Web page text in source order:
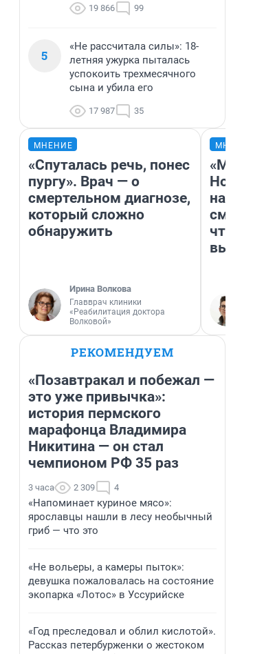
19 866 99
5
«Не рассчитала силы»: 18-
летняя ужурка пыталась
успокоить трехмесячного
сына и убила его
17 987 35
МНЕНИЕ
«Спуталась речь, понес
пургу». Врач — о
смертельном диагнозе,
который сложно
обнаружить
Ирина Волкова
Главврач клиники
«Реабилитация доктора
Волковой»
«Мы
РЕКОМЕНДУЕМ
«Позавтракал и побежал —
это уже привычка»:
история пермского
марафонца Владимира
Никитина — он стал
чемпионом РФ 35 раз
3 часа 2 309 4
«Напоминает куриное мясо»:
ярославцы нашли в лесу необычный
гриб — что это
«Не вольеры, а камеры пыток»:
девушка пожаловалась на состояние
экопарка «Лотос» в Уссурийске
«Год преследовал и облил кислотой».
Рассказ петербурженки о жестоком